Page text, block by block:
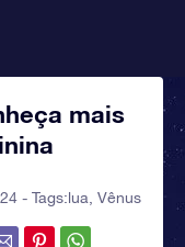
mais
- Tags:lua Vênus